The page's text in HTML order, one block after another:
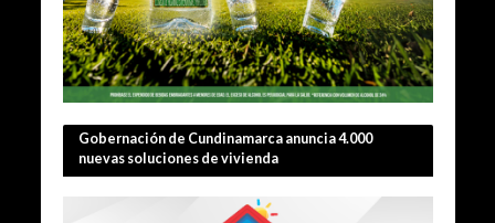
Gobernación de Cundinamarca anuncia 4.000
nuevas soluciones de vivienda